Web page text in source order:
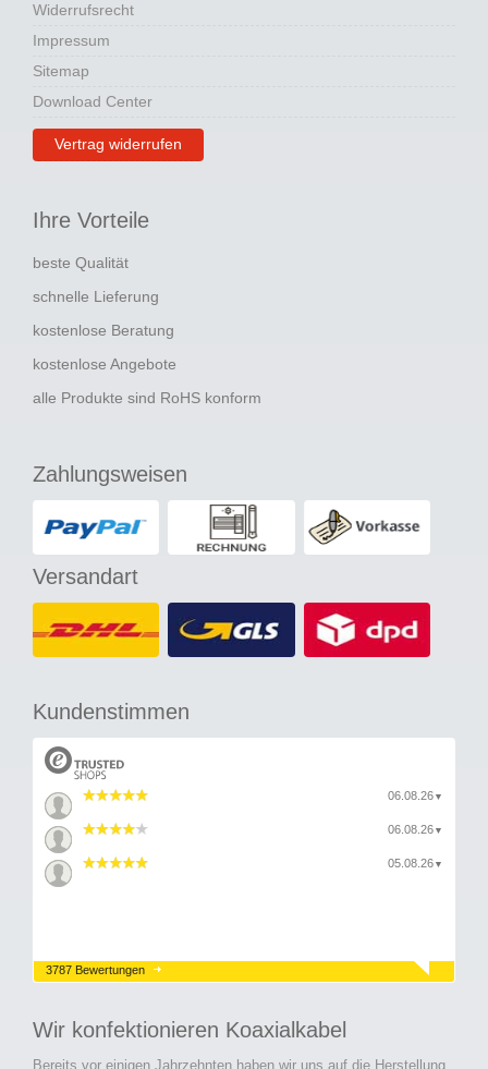
Widerrufsrecht
Impressum
Sitemap
Download Center
Vertrag widerrufen
Ihre Vorteile
beste Qualität
schnelle Lieferung
kostenlose Beratung
kostenlose Angebote
alle Produkte sind RoHS konform
Zahlungsweisen
Versandart
Kundenstimmen
06.08.26 ▼
06.08.26 ▼
05.08.26 ▼
3787 Bewertungen
Wir konfektionieren Koaxialkabel
Bereits vor einigen Jahrzehnten haben wir uns auf die Herstellung